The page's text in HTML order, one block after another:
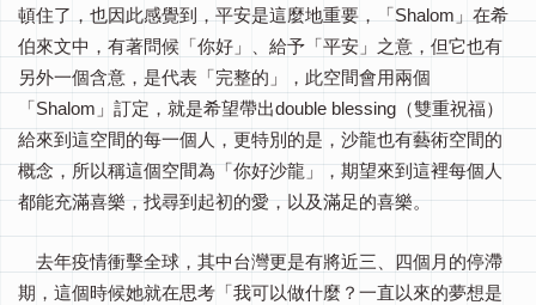
頓住了，也因此感覺到，平安是這麼地重要，「Shalom」在希
伯來文中，有著問候「你好」、給予「平安」之意，但它也有
另外一個含意，是代表「完整的」，此空間會用兩個
「Shalom」訂定，就是希望帶出double blessing（雙重祝福）
給來到這空間的每一個人，更特別的是，沙龍也有藝術空間的
概念，所以稱這個空間為「你好沙龍」，期望來到這裡每個人
都能充滿喜樂，找尋到起初的愛，以及滿足的喜樂。
去年疫情衝擊全球，其中台灣更是有將近三、四個月的停滯
期，這個時候她就在思考「我可以做什麼？一直以來的夢想是